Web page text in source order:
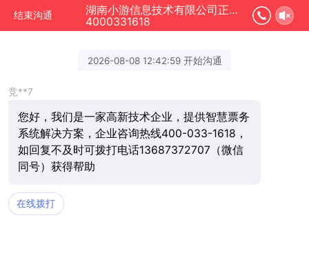
结束沟通
湖南小游信息技术有限公司正在为您服务
4000331618
2026-08-08 12:42:59 开始沟通
竞**7
您好，我们是一家高新技术企业，提供智慧票务
系统解决方案，企业咨询热线400-033-1618，
如回复不及时可拨打电话13687372707（微信
同号）获得帮助
在线拨打